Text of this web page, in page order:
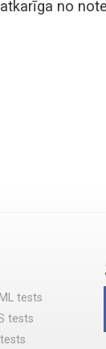
no
tests
tests